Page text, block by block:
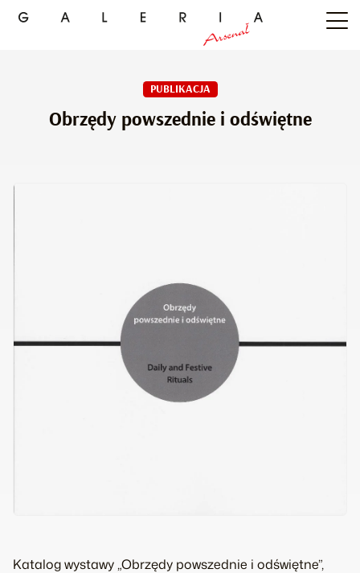
PUBLIKACJA
Obrzędy powszednie i odświętne
Katalog wystawy „Obrzędy powszednie i odświętne”,